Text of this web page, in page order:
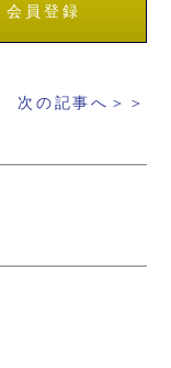
会員登録
次の記事へ＞＞